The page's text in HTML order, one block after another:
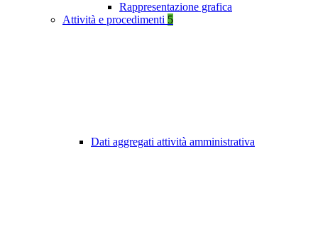
Rappresentazione grafica
Attività e procedimenti 5
Dati aggregati attività amministrativa